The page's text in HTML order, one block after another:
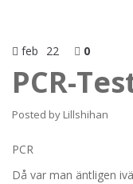
feb 22 0
PCR-
Posted by Lillshihan
PCR
Då var man äntligen